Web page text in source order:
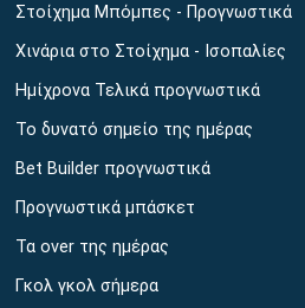
Στοίχημα Μπόμπες - Προγνωστικά
Χινάρια στο Στοίχημα - Ισοπαλίες
Ημίχρονα Τελικά προγνωστικά
Το δυνατό σημείο της ημέρας
Bet Builder προγνωστικά
Προγνωστικά μπάσκετ
Τα over της ημέρας
Γκολ γκολ σήμερα
↪ΠΑΙΞΕ